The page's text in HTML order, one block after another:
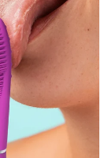
device
device
达日期8/12/26
送达日期
送达日期
送达日期8/8/26